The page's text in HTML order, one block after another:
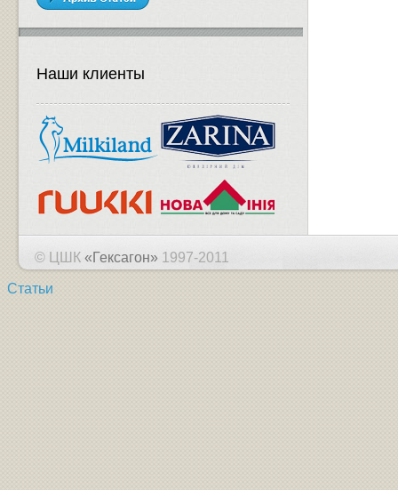
Наши клиенты
© ЦШК «Гексагон» 1997-2011
Статьи